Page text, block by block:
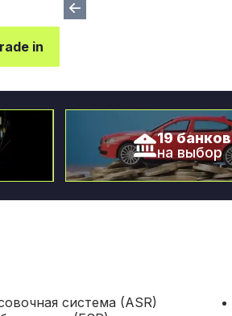
in
19 банков
на выбор
система (ASR)